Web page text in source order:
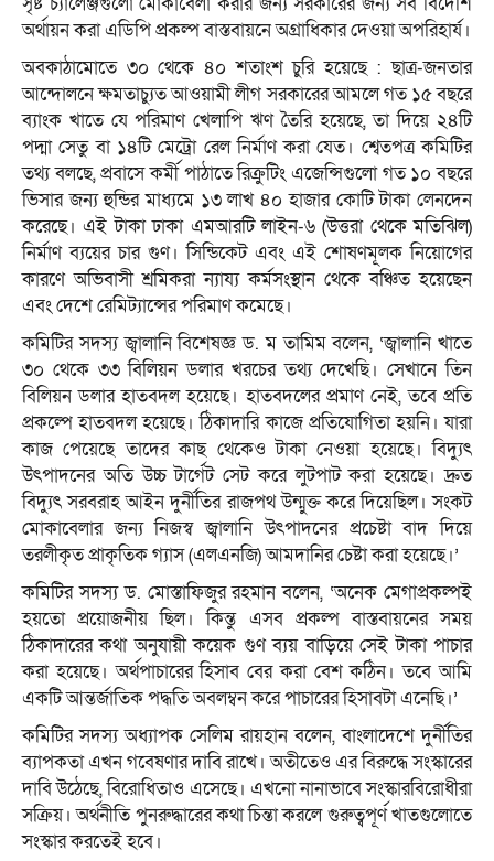
অর্থায়ন করা এডিপি প্রকল্প বাস্তবায়নে অগ্রাধিকার দেওয়া অপরিহার্য।
অবকাঠামোতে ৩০ থেকে ৪০ শতাংশ চুরি হয়েছে : ছাত্র-জনতার
আন্দোলনে ক্ষমতাচ্যুত আওয়ামী লীগ সরকারের আমলে গত ১৫ বছরে
ব্যাংক খাতে যে পরিমাণ খেলাপি ঋণ তৈরি হয়েছে, তা দিয়ে ২৪টি
পদ্মা সেতু বা ১৪টি মেট্রো রেল নির্মাণ করা যেত। শ্বেতপত্র কমিটির
তথ্য বলছে, প্রবাসে কর্মী পাঠাতে রিক্রুটিং এজেন্সিগুলো গত ১০ বছরে
ভিসার জন্য হুন্ডির মাধ্যমে ১৩ লাখ ৪০ হাজার কোটি টাকা লেনদেন
করেছে। এই টাকা ঢাকা এমআরটি লাইন-৬ (উত্তরা থেকে মতিঝিল)
নির্মাণ ব্যয়ের চার গুণ। সিন্ডিকেট এবং এই শোষণমূলক নিয়োগের
কারণে অভিবাসী শ্রমিকরা ন্যায্য কর্মসংস্থান থেকে বঞ্চিত হয়েছেন
এবং দেশে রেমিট্যান্সের পরিমাণ কমেছে।
কমিটির সদস্য জ্বালানি বিশেষজ্ঞ ড. ম তামিম বলেন, ‘জ্বালানি খাতে
৩০ থেকে ৩৩ বিলিয়ন ডলার খরচের তথ্য দেখেছি। সেখানে তিন
বিলিয়ন ডলার হাতবদল হয়েছে। হাতবদলের প্রমাণ নেই, তবে প্রতি
প্রকল্পে হাতবদল হয়েছে। ঠিকাদারি কাজে প্রতিযোগিতা হয়নি। যারা
কাজ পেয়েছে তাদের কাছ থেকেও টাকা নেওয়া হয়েছে। বিদ্যুৎ
উৎপাদনের অতি উচ্চ টার্গেট সেট করে লুটপাট করা হয়েছে। দ্রুত
বিদ্যুৎ সরবরাহ আইন দুর্নীতির রাজপথ উন্মুক্ত করে দিয়েছিল। সংকট
মোকাবেলার জন্য নিজস্ব জ্বালানি উৎপাদনের প্রচেষ্টা বাদ দিয়ে
তরলীকৃত প্রাকৃতিক গ্যাস (এলএনজি) আমদানির চেষ্টা করা হয়েছে।’
কমিটির সদস্য ড. মোস্তাফিজুর রহমান বলেন, ‘অনেক মেগাপ্রকল্পই
হয়তো প্রয়োজনীয় ছিল। কিন্তু এসব প্রকল্প বাস্তবায়নের সময়
ঠিকাদারের কথা অনুযায়ী কয়েক গুণ ব্যয় বাড়িয়ে সেই টাকা পাচার
করা হয়েছে। অর্থপাচারের হিসাব বের করা বেশ কঠিন। তবে আমি
একটি আন্তর্জাতিক পদ্ধতি অবলম্বন করে পাচারের হিসাবটা এনেছি।’
কমিটির সদস্য অধ্যাপক সেলিম রায়হান বলেন, বাংলাদেশে দুর্নীতির
ব্যাপকতা এখন গবেষণার দাবি রাখে। অতীতেও এর বিরুদ্ধে সংস্কারের
দাবি উঠেছে, বিরোধিতাও এসেছে। এখনো নানাভাবে সংস্কারবিরোধীরা
সক্রিয়। অর্থনীতি পুনরুদ্ধারের কথা চিন্তা করলে গুরুত্বপূর্ণ খাতগুলোতে
সংস্কার করতেই হবে।